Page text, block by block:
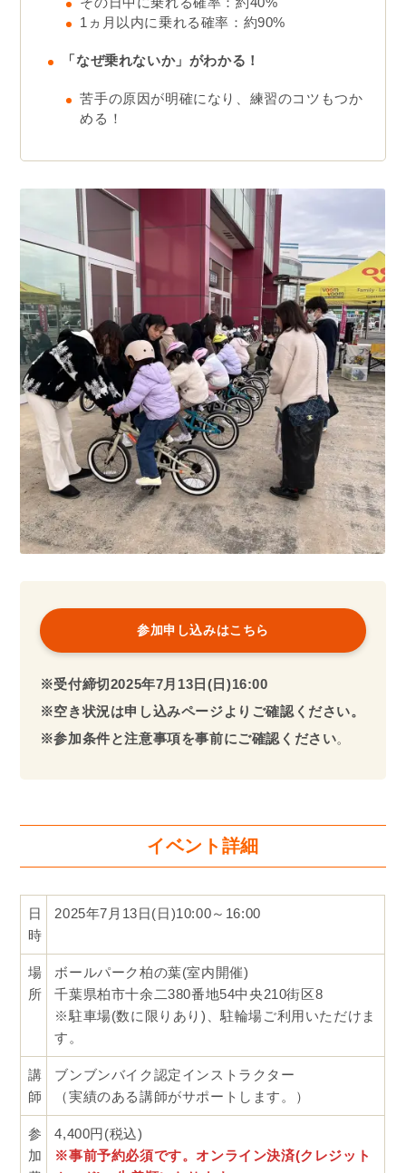
1ヵ月以内に乗れる確率：約90%
「なぜ乗れないか」がわかる！
苦手の原因が明確になり、練習のコツもつか
める！
参加申し込みはこちら
※受付締切2025年7月13日(日)16:00
※空き状況は申し込みページよりご確認ください。
※参加条件と注意事項を事前にご確認ください。
イベント詳細
日
時
2025年7月13日(日)10:00～16:00
場
所
ボールパーク柏の葉(室内開催)
千葉県柏市十余二380番地54中央210街区8
※駐車場(数に限りあり)、駐輪場ご利用いただけま
す。
講
師
ブンブンバイク認定インストラクター
（実績のある講師がサポートします。）
参
加
4,400円(税込)
※事前予約必須です。オンライン決済(クレジット